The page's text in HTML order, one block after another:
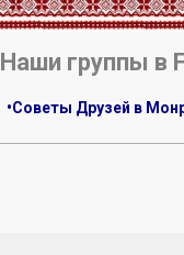
Наши группы в
•Советы Друзей в